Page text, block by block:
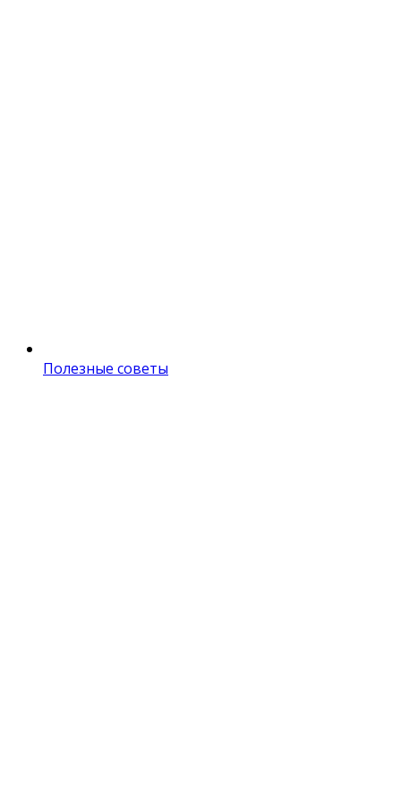
Полезные советы